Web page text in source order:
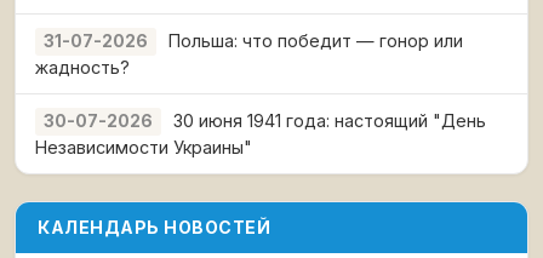
31-07-2026
Польша: что победит — гонор или
жадность?
30-07-2026
30 июня 1941 года: настоящий "День
Независимости Украины"
КАЛЕНДАРЬ НОВОСТЕЙ